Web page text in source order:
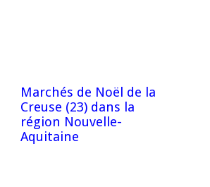
Marchés de Noël de la
Creuse (23) dans la
région Nouvelle-
Aquitaine